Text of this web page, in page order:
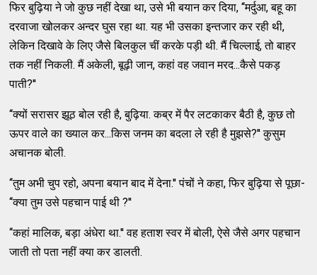
फिर बुढ़िया ने जो कुछ नहीं देखा था, उसे भी बयान कर दिया, ‘‘मर्दुआ, बहू का
दरवाजा खोलकर अन्‍दर घुस रहा था. यह भी उसका इन्‍तजार कर रही थी,
लेकिन दिखावे के लिए जैसे बिलकुल चीं करके पड़ी थी. मैं चिल्‍लाई, तो बाहर
तक नहीं निकली. मैं अकेली, बूढ़ी जान, कहां वह जवान मरद...कैसे पकड़
पाती?''
‘‘क्‍यों सरासर झूठ बोल रही है, बुढ़िया. कब्र में पैर लटकाकर बैठी है, कुछ तो
ऊपर वाले का ख्‍याल कर...किस जनम का बदला ले रही है मुझसे?'' कुसुम
अचानक बोली.
‘‘तुम अभी चुप रहो, अपना बयान बाद में देना.'' पंचों ने कहा, फिर बुढ़िया से पूछा-
‘‘क्‍या तुम उसे पहचान पाई थी ?''
‘‘कहां मालिक, बड़ा अंधेरा था.'' वह हताश स्‍वर में बोली, ऐसे जैसे अगर पहचान
जाती तो पता नहीं क्‍या कर डालती.